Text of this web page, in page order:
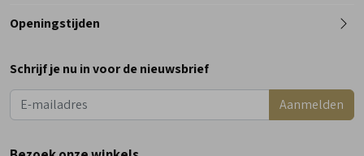
Openingstijden
Dinsdag
Woensdag
9:00 - 18:00
Schrijf je nu in voor de nieuwsbrief
Aanmelden